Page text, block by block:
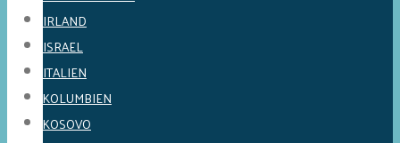
IRLAND
ISRAEL
ITALIEN
KOLUMBIEN
KOSOVO